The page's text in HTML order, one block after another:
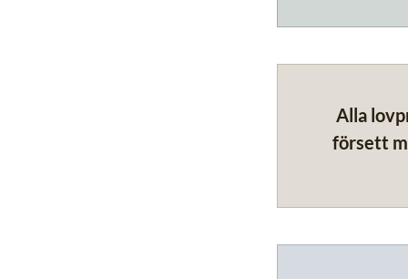
Alla
försett